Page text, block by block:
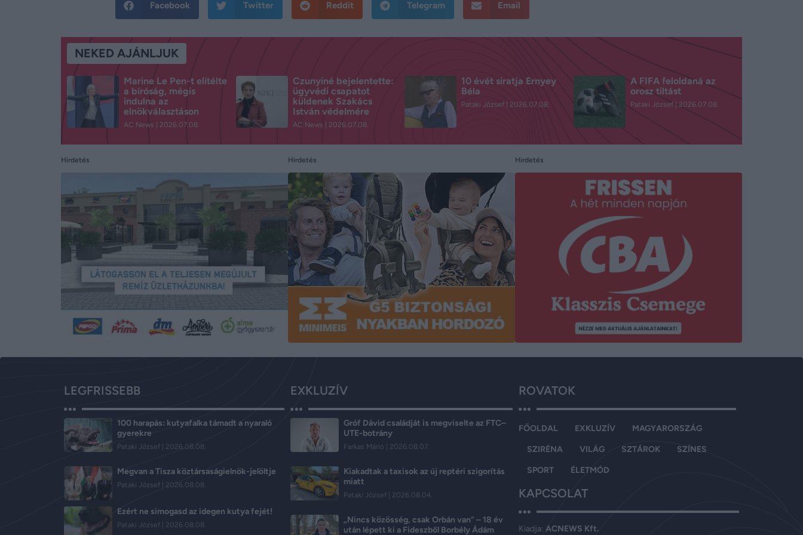
Facebook Twitter Reddit Telegram Email
NEKED AJÁNLJUK
Marine Le Pen-t elítélte
a bíróság, mégis
indulna az
elnökválasztáson
AC News 2026.07.08.
Czunyiné bejelentette:
ügyvédi csapatot
küldenek Szakács
István védelmére
AC News 2026.07.08.
10 évét siratja Ernyey
Béla
Pataki József 2026.07.08.
A FIFA feloldaná az
orosz tiltást
Pataki József 2026.07.08.
Hirdetés Hirdetés Hirdetés
LEGFRISSEBB
100 harapás: kutyafalka támadt a nyaraló
gyerekre
Pataki József 2026.08.08.
Megvan a Tisza köztársaságielnök-jelöltje
Pataki József 2026.08.08.
Ezért ne simogasd az idegen kutya fejét!
Pataki József 2026.08.08.
EXKLUZÍV
Gróf Dávid családját is megviselte az FTC–
UTE-botrány
Farkas Márió 2026.08.07.
Kiakadtak a taxisok az új reptéri szigorítás
miatt
Pataki József 2026.08.04.
„Nincs közösség, csak Orbán van” – 18 év
után lépett ki a Fideszből Borbély Ádám
ROVATOK
FŐOLDAL EXKLUZÍV MAGYARORSZÁG
SZIRÉNA VILÁG SZTÁROK SZÍNES
SPORT ÉLETMÓD
KAPCSOLAT
Kiadja:ACNEWS Kft.